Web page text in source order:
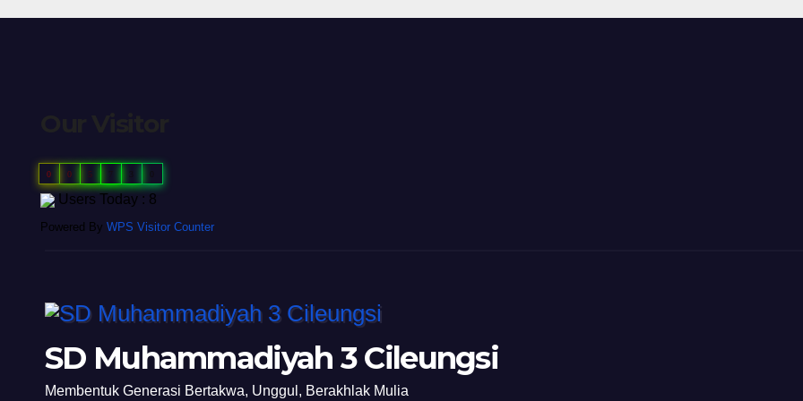
0 0 5
Users Today : 8
Powered By WPS Visitor Counter
SD Muhammadiyah 3 Cileungsi
Membentuk Generasi Bertakwa, Unggul, Berakhlak Mulia